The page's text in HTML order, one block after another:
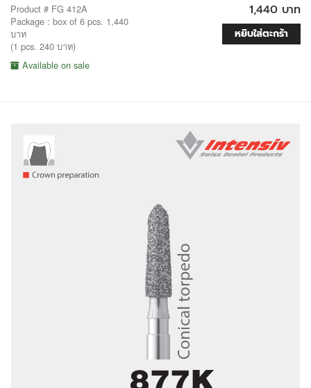
Product # FG 412A
Package : box of 6 pcs. 1,440
บาท
(1 pcs. 240 บาท)
Available on sale
1,440 บาท
หยิบใส่ตะกร้า